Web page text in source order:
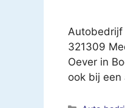
Autobedrijf
321309
Oever in
ook bij